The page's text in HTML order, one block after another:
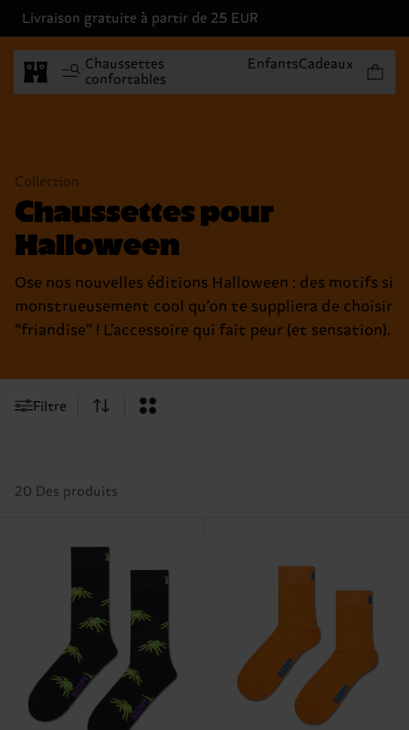
Livraison gratuite à partir de 25 EUR
Chaussettes
confortables
EnfantsCadeaux
Collection
Chaussettes pour
Halloween
Ose nos nouvelles éditions Halloween : des motifs si
monstrueusement cool qu’on te suppliera de choisir
“friandise” ! L’accessoire qui fait peur (et sensation).
Filtre
20 Des produits